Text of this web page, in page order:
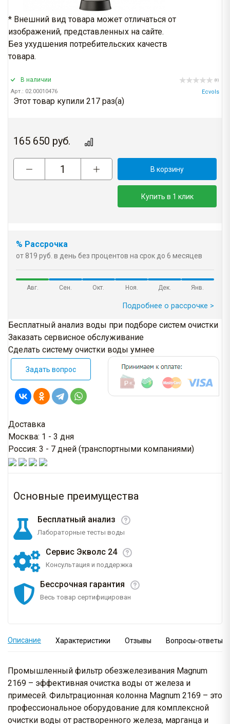
* Внешний вид товара может отличаться от
изображений, представленных на сайте.
Без ухудшения потребительских качеств
товара.
В наличии
Арт.: 02.00010476
(0)
Ecvols
Этот товар купили 217 раз(a)
165 650 руб.
В корзину
Купить в 1 клик
% Рассрочка
от 819 руб. в день без процентов на срок до 6 месяцев
Авг. Сен. Окт. Ноя. Дек. Янв.
Подробнее о рассрочке >
Бесплатный анализ воды при подборе систем очистки
Заказать сервисное обслуживание
Сделать систему очистки воды умнее
Задать вопрос
Доставка
Москва: 1 - 3 дня
Россия: 3 - 7 дней (транспортными компаниями)
Основные преимущества
Бесплатный анализ
Лабораторные тесты воды
Сервис Экволс 24
Консультация и поддержка
Бессрочная гарантия
Весь товар сертифицирован
Описание Характеристики Отзывы Вопросы-ответы
Промышленный фильтр обезжелезивания Magnum
2169 – эффективная очистка воды от железа и
примесей. Фильтрационная колонна Magnum 2169 – это
профессиональное оборудование для комплексной
очистки воды от растворенного железа, марганца и